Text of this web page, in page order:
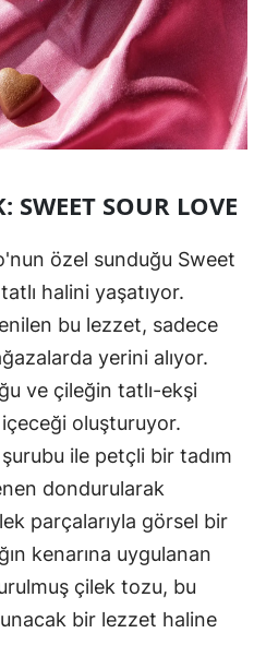
SOUR LOVE
özel sunduğu Sweet
halini yaşatıyor.
bu lezzet, sadece
yerini alıyor.
ve çileğin tatlı-ekşi
oluşturuyor.
ile petçli bir tadım
dondurularak
parçalarıyla görsel bir
kenarına uygulanan
çilek tozu, bu
bir lezzet haline